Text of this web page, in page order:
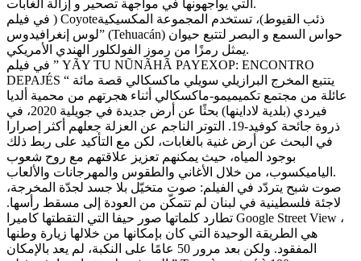
التي يواجهونها في مواجهة تصحير و إزالة الغابات.
في فيلم ) Coyoteذئب القيوط)، تستخدم المجموعة المكسيكية
”لوس إنغرافيدوس (Tehuacán) حواس السمع و البصر لتتبع حيوان
يمثل رمزًا من رموز الفولكلور الهندي الأمريكي.
في فيلم ” YÃY TU NŨNÃHÃ PAYEXOP: ENCONTRO
DEPAJÉS “ يتتبع المخرج البرازيلي سويلي ماكسكالي قصة مائة
عائلة من مجتمع تكميميمو-ماكسكالي أثناء هجرتهم من محمية ألديا
فيردي (بلدية لاداينها) بحثًا عن أرض جديدة في جويلية 2020، في
ذروة جائحة كوفيد-19. التوتر الناجم عن العزلة جعلهم أكثر إصرارا
في البحث عن أرض غنية بالغابات، لكن مع التأكيد على ربط ذلك
بوجود المياه، حيث يمكنهم تعزيز علاقتهم مع روح شعوب
الياميكسوب، من خلال الأغاني والطقوس والمهرجانات والألعاب.
صوت شبح يتردّد في الفيلم: صوت متخيّل بلا جسد لجدّة المخرجة،
لاجئة فلسطينية في لبنان لم تتمكّن من العودة إلى مسقط رأسها.
تطارد كلماتها صور حيفا التي التقطتها كاميرا Google Street View ،
هي الطريقة الوحيدة التي كان بإمكانها من خلالها زيارة وطنها
المفقود. ولكن بعد مرور 50 عامًا على النكبة، لم يعد بالإمكان